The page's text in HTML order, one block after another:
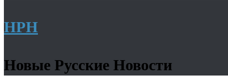
НРН
Новые Русские Новости